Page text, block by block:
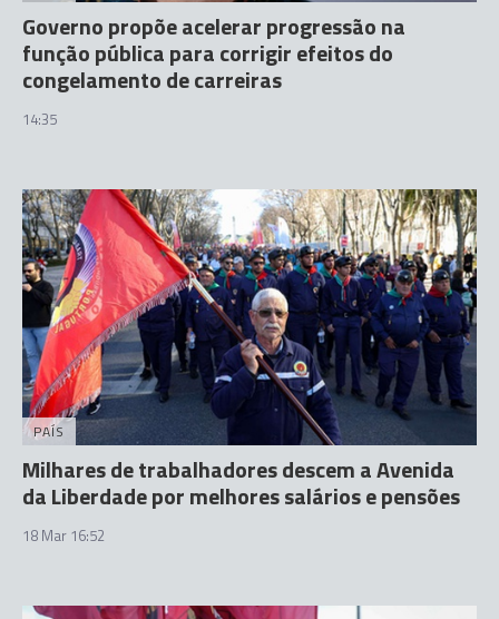
Governo propõe acelerar progressão na
função pública para corrigir efeitos do
congelamento de carreiras
14:35
PAÍS
Milhares de trabalhadores descem a Avenida
da Liberdade por melhores salários e pensões
18 Mar 16:52